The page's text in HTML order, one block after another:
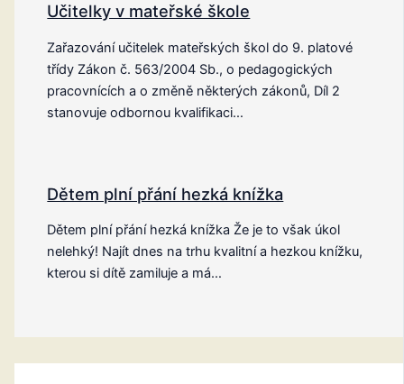
Učitelky v mateřské škole
Zařazování učitelek mateřských škol do 9. platové
třídy Zákon č. 563/2004 Sb., o pedagogických
pracovnících a o změně některých zákonů, Díl 2
stanovuje odbornou kvalifikaci…
Dětem plní přání hezká knížka
Dětem plní přání hezká knížka Že je to však úkol
nelehký! Najít dnes na trhu kvalitní a hezkou knížku,
kterou si dítě zamiluje a má…